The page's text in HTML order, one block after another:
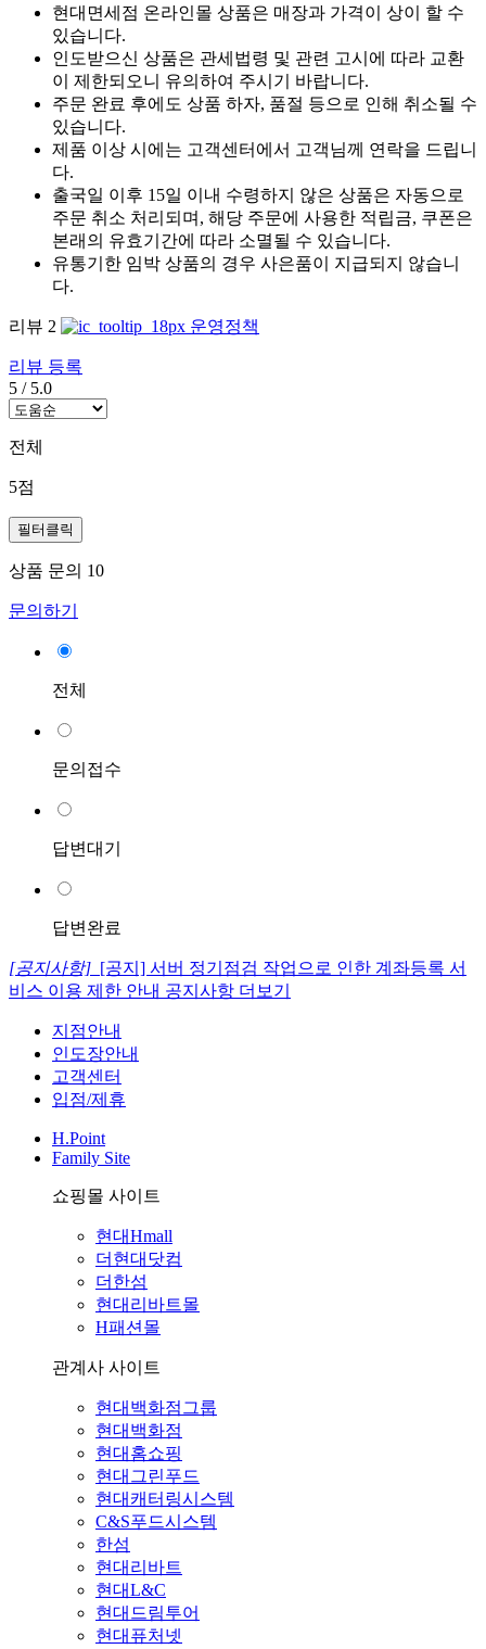
현대면세점 온라인몰 상품은 매장과 가격이 상이 할 수
있습니다.
인도받으신 상품은 관세법령 및 관련 고시에 따라 교환
이 제한되오니 유의하여 주시기 바랍니다.
주문 완료 후에도 상품 하자, 품절 등으로 인해 취소될 수
있습니다.
제품 이상 시에는 고객센터에서 고객님께 연락을 드립니
다.
출국일 이후 15일 이내 수령하지 않은 상품은 자동으로
주문 취소 처리되며, 해당 주문에 사용한 적립금, 쿠폰은
본래의 유효기간에 따라 소멸될 수 있습니다.
유통기한 임박 상품의 경우 사은품이 지급되지 않습니
다.
리뷰 2 운영정책
리뷰 등록
5 / 5.0
전체
5점
필터클릭
상품 문의 10
문의하기
전체
문의접수
답변대기
답변완료
[공지사항] [공지] 서버 정기점검 작업으로 인한 계좌등록 서
비스 이용 제한 안내 공지사항 더보기
지점안내
인도장안내
고객센터
입점/제휴
H.Point
Family Site
쇼핑몰 사이트
현대Hmall
더현대닷컴
더한섬
현대리바트몰
H패션몰
관계사 사이트
현대백화점그룹
현대백화점
현대홈쇼핑
현대그린푸드
현대캐터링시스템
C&S푸드시스템
한섬
현대리바트
현대L&C
현대드림투어
현대퓨처넷